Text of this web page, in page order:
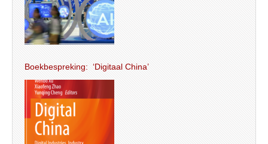
Boekbespreking: ‘Digitaal China’